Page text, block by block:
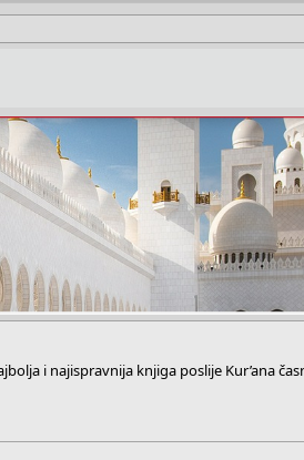
i najispravnija knjiga poslije Kur’ana